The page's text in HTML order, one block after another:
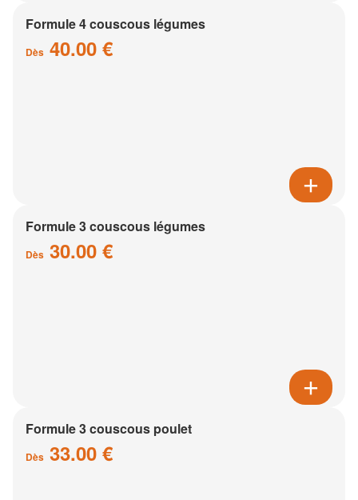
Formule 4 couscous légumes
Dès 40.00 €
Formule 3 couscous légumes
Dès 30.00 €
Formule 3 couscous poulet
Dès 33.00 €